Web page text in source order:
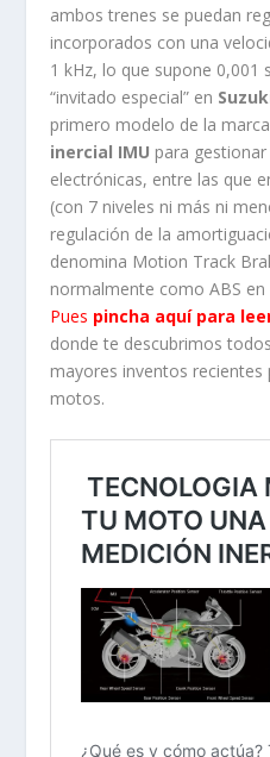
ambos trenes se puedan
incorporados con una
1 kHz, lo que supone 0,001
“invitado especial” en
primero modelo de la
inercial IMU para
electrónicas, entre las que
(con 7 niveles ni más ni
regulación de la
denomina Motion Track
normalmente como ABS en
Pues pincha aquí para
donde te descubrimos
mayores inventos recientes
motos.